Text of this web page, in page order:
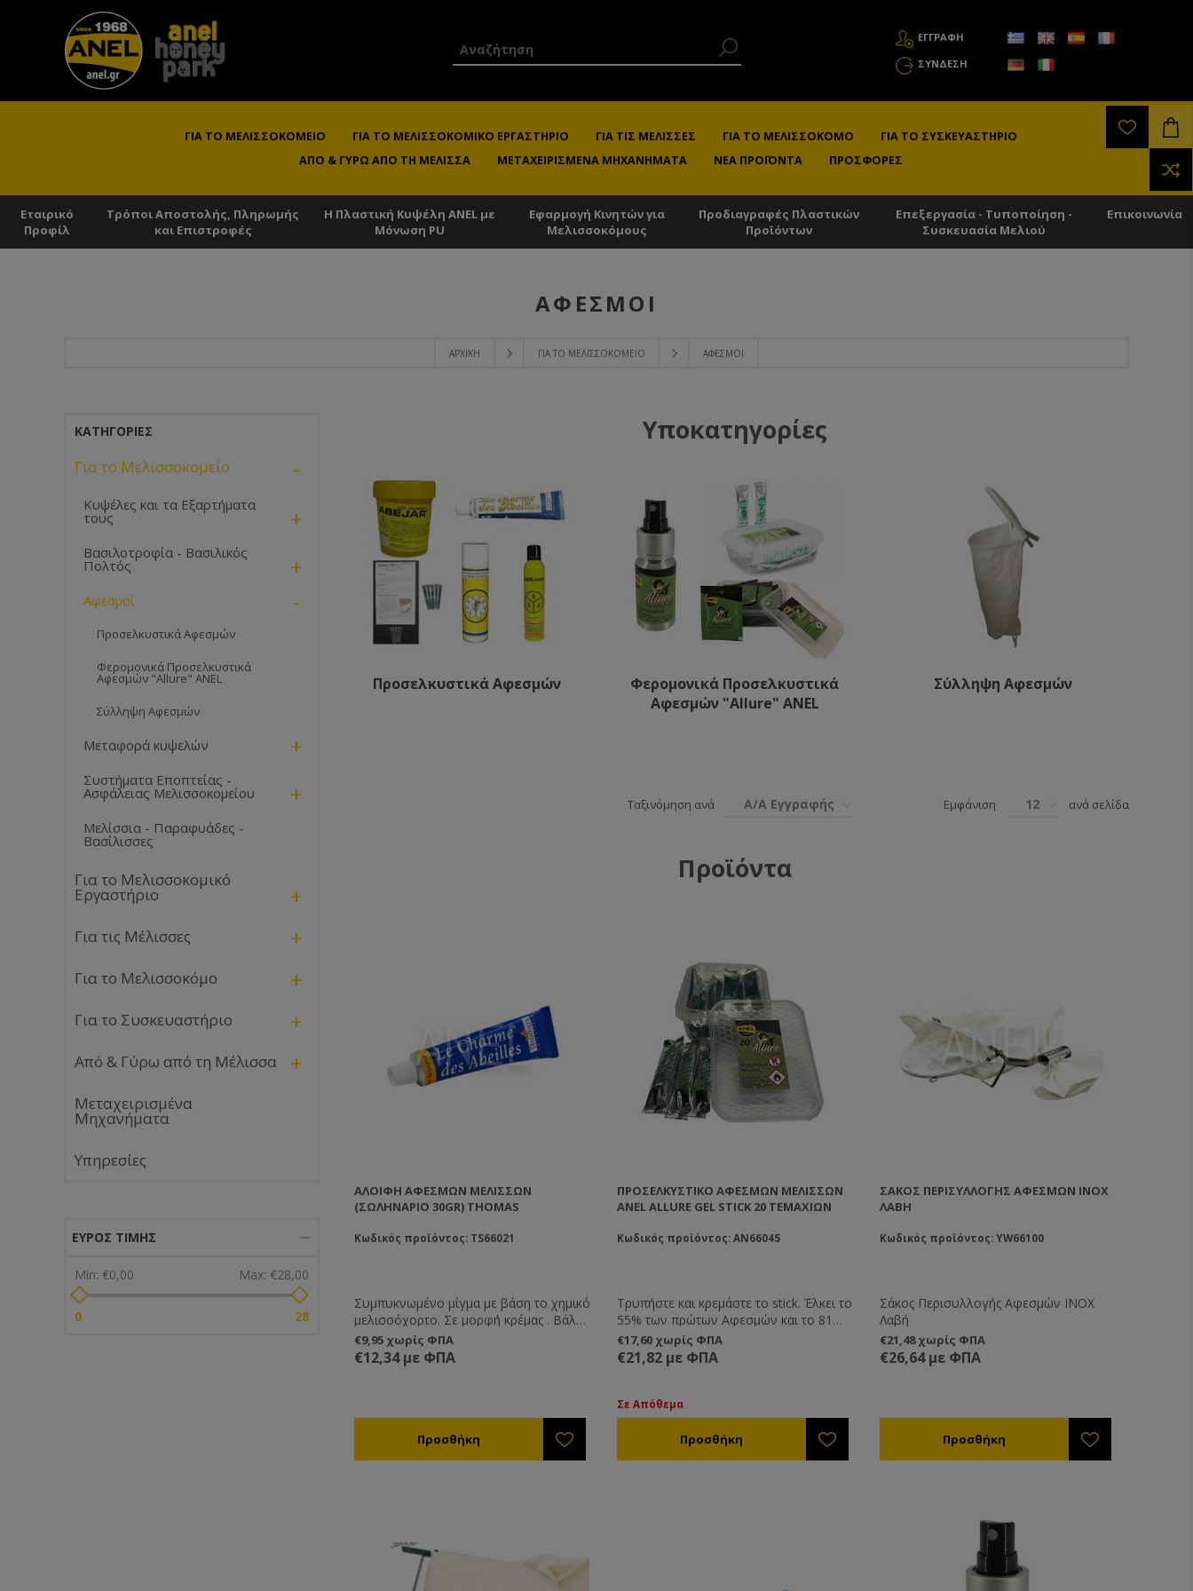
ΕΓΓΡΑΦΗ
ΣΎΝΔΕΣΗ
ΓΙΑ ΤΟ ΜΕΛΙΣΣΟΚΟΜΕΊΟ ΓΙΑ ΤΟ ΜΕΛΙΣΣΟΚΟΜΙΚΌ ΕΡΓΑΣΤΉΡΙΟ ΓΙΑ ΤΙΣ ΜΈΛΙΣΣΕΣ ΓΙΑ ΤΟ ΜΕΛΙΣΣΟΚΌΜΟ
ΓΙΑ ΤΟ ΣΥΣΚΕΥΑΣΤΉΡΙΟ
ΑΠΌ & ΓΎΡΩ ΑΠΌ ΤΗ ΜΈΛΙΣΣΑ
ΜΕΤΑΧΕΙΡΙΣΜΈΝΑ ΜΗΧΑΝΉΜΑΤΑ ΝΈΑ ΠΡΟΪΌΝΤΑ ΠΡΟΣΦΟΡΈΣ
Εταιρικό
Προφίλ
Τρόποι Αποστολής, Πληρωμής
και Επιστροφές
Η Πλαστική Κυψέλη ANEL με
Μόνωση PU
Εφαρμογή Κινητών για
Μελισσοκόμους
Προδιαγραφές Πλαστικών
Προϊόντων
Επεξεργασία - Τυποποίηση -
Συσκευασία Μελιού
Επικοινωνία
ΑΡΧΙΚΉ ΓΙΑ ΤΟ ΜΕΛΙΣΣΟΚΟΜΕΊΟ ΑΦΕΣΜΟΊ
ΑΦΕΣΜΟΊ
Υποκατηγορίες
Προσελκυστικά Αφεσμών
Φερομονικά Προσελκυστικά
Αφεσμών "Allure" ANEL
Σύλληψη Αφεσμών
Ταξινόμηση ανά Α/Α Εγγραφής Εμφάνιση 12 ανά σελίδα
Προϊόντα
ΑΛΟΙΦΉ ΑΦΕΣΜΏΝ ΜΕΛΙΣΣΏΝ
(ΣΩΛΗΝΆΡΙΟ 30GR) THOMAS
Κωδικός προϊόντος: TS66021
Συμπυκνωμένο μίγμα με βάση το χημικό
μελισσόχορτο. Σε μορφή κρέμας . Βάλτε
μία κουταλιά του γλυκού σε
οποιοδήποτε σημείο και ένα μεγάλο
μέρος των αφεσμών θα προσελκυσθεί
€9,95 χωρίς ΦΠΑ
€12,34 με ΦΠΑ
ΠΡΟΣΕΛΚΥΣΤΙΚΌ ΑΦΕΣΜΏΝ ΜΕΛΙΣΣΏΝ
ANEL ALLURE GEL STICK 20 ΤΕΜΑΧΊΩΝ
Κωδικός προϊόντος: AN66045
Τρυπήστε και κρεμάστε το stick. Έλκει το
55% των πρώτων Αφεσμών και το 81%
των δεύτερων. Διάρκεια Δράσης εώς και
4 μήνες. Έλκει τους αφεσμούς που θα
περάσουν σε ακτίνα 25 μέτρα από αυτό.
αφεσμών τα σμήνη εγκαθίστανται
μόνιμα στις παγίδες.
€17,60 χωρίς ΦΠΑ
€21,82 με ΦΠΑ
Σε Απόθεμα
ΣΆΚΟΣ ΠΕΡΙΣΥΛΛΟΓΉΣ ΑΦΕΣΜΏΝ ΙΝΟΧ
ΛΑΒΉ
Κωδικός προϊόντος: YW66100
Σάκος Περισυλλογής Αφεσμών ΙΝΟΧ
Λαβή
€21,48 χωρίς ΦΠΑ
€26,64 με ΦΠΑ
ΚΑΤΗΓΟΡΊΕΣ
Για το Μελισσοκομείο -
Κυψέλες και τα Εξαρτήματα
τους +
Βασιλοτροφία - Βασιλικός
Πολτός +
Αφεσμοί -
Προσελκυστικά Αφεσμών
Φερομονικά Προσελκυστικά
Αφεσμών "Allure" ANEL
Σύλληψη Αφεσμών
Μεταφορά κυψελών +
Συστήματα Εποπτείας -
Ασφάλειας Μελισσοκομείου +
Μελίσσια - Παραφυάδες -
Βασίλισσες
Για το Μελισσοκομικό
Εργαστήριο +
Για τις Μέλισσες +
Για το Μελισσοκόμο +
Για το Συσκευαστήριο +
Από & Γύρω από τη Μέλισσα +
Μεταχειρισμένα
Μηχανήματα
Υπηρεσίες
ΕΎΡΟΣ ΤΙΜΉΣ
Min: €0,00 Max: €28,00
0 28